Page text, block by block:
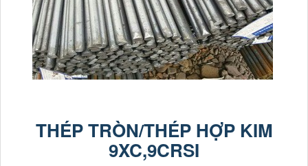
THÉP TRÒN/THÉP HỢP KIM
9XC,9CRSI